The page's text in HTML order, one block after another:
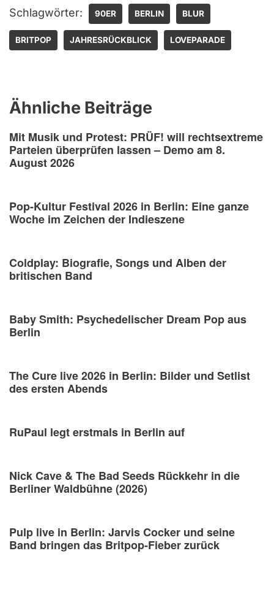
Schlagwörter: 90ER BERLIN BLUR
BRITPOP JAHRESRÜCKBLICK LOVEPARADE
Ähnliche Beiträge
Mit Musik und Protest: PRÜF! will rechtsextreme
Parteien überprüfen lassen – Demo am 8.
August 2026
Pop-Kultur Festival 2026 in Berlin: Eine ganze
Woche im Zeichen der Indieszene
Coldplay: Biografie, Songs und Alben der
britischen Band
Baby Smith: Psychedelischer Dream Pop aus
Berlin
The Cure live 2026 in Berlin: Bilder und Setlist
des ersten Abends
RuPaul legt erstmals in Berlin auf
Nick Cave & The Bad Seeds Rückkehr in die
Berliner Waldbühne (2026)
Pulp live in Berlin: Jarvis Cocker und seine
Band bringen das Britpop-Fieber zurück